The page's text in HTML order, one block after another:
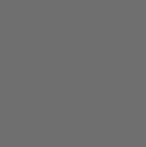
der Normung